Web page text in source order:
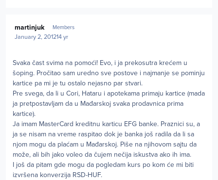
martinjuk Members
January 2, 201214 yr
Svaka čast svima na pomoći! Evo, i ja prekosutra krećem u
šoping. Pročitao sam uredno sve postove i najmanje se pominju
kartice pa mi je tu ostalo nejasno par stvari.
Pre svega, da li u Cori, Hataru i apotekama primaju kartice (mada
ja pretpostavljam da u Mađarskoj svaka prodavnica prima
kartice).
Ja imam MasterCard kreditnu karticu EFG banke. Praznici su, a
ja se nisam na vreme raspitao dok je banka još radila da li sa
njom mogu da plaćam u Mađarskoj. Piše na njihovom sajtu da
može, ali bih jako voleo da čujem nečija iskustva ako ih ima.
I još da pitam gde mogu da pogledam kurs po kom će mi biti
izvršena konverzija RSD-HUF.